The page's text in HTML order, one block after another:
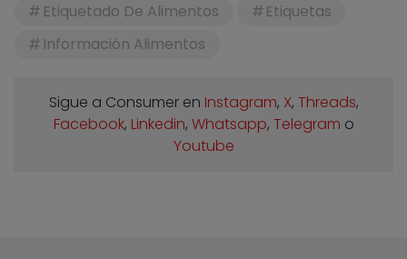
Etiquetado De Alimentos
Etiquetas
Información Alimentos
Sigue a Consumer en Instagram, X, Threads,
Facebook, Linkedin, Whatsapp, Telegram o
Youtube